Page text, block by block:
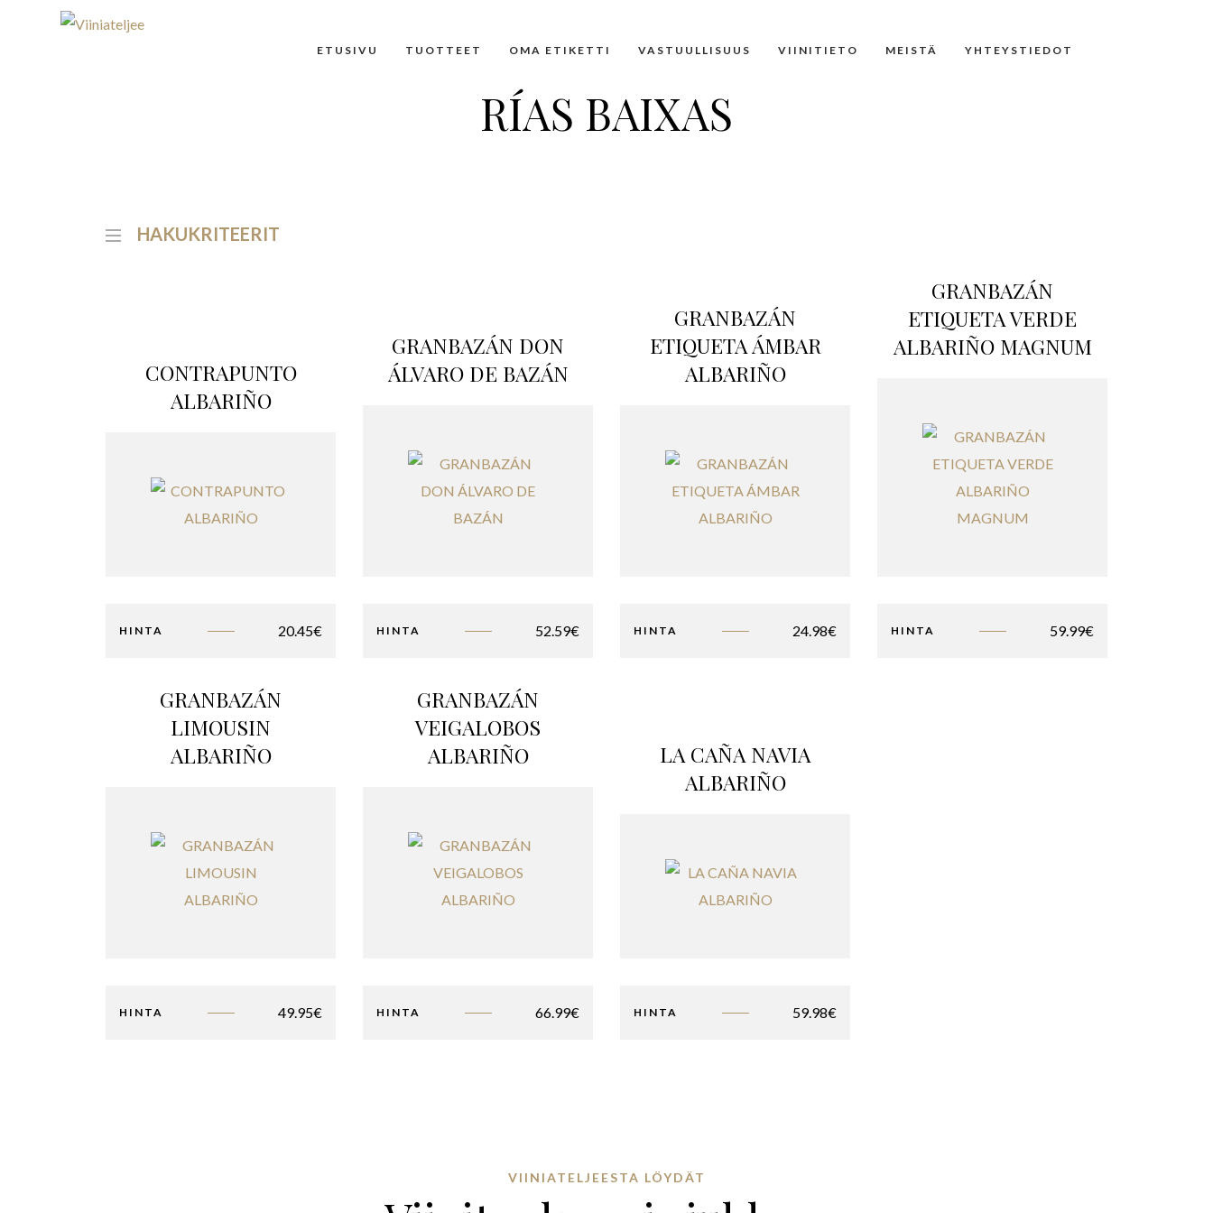
ETUSIVU TUOTTEET OMA ETIKETTI VASTUULLISUUS VIINITIETO MEISTÄ YHTEYSTIEDOT
RÍAS BAIXAS
HAKUKRITEERIT
CONTRAPUNTO
ALBARIÑO
HINTA 20.45€
GRANBAZÁN DON
ÁLVARO DE BAZÁN
HINTA 52.59€
GRANBAZÁN
ETIQUETA ÁMBAR
ALBARIÑO
HINTA 24.98€
GRANBAZÁN
ETIQUETA VERDE
ALBARIÑO MAGNUM
HINTA 59.99€
GRANBAZÁN
LIMOUSIN
ALBARIÑO
HINTA 49.95€
GRANBAZÁN
VEIGALOBOS
ALBARIÑO
HINTA 66.99€
LA CAÑA NAVIA
ALBARIÑO
HINTA 59.98€
VIINIATELJEESTA LÖYDÄT